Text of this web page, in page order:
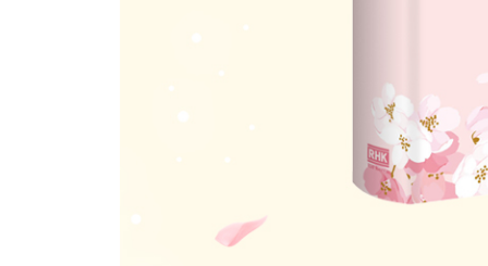
이제 한계라고 느끼는 순간이 한번 더 도전할 때에
내가 힘들다고 다른 사람을 탓하지 마세요
남이 다가오기를 기다리지 말고 먼저 다가가세요
때로는 즉흥적으로 목적지를 정해도 되요
자신이 옳다고 믿는 길이 최선의 길이에요